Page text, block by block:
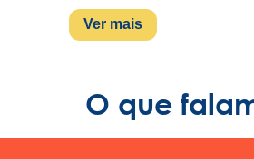
Ver mais
O que